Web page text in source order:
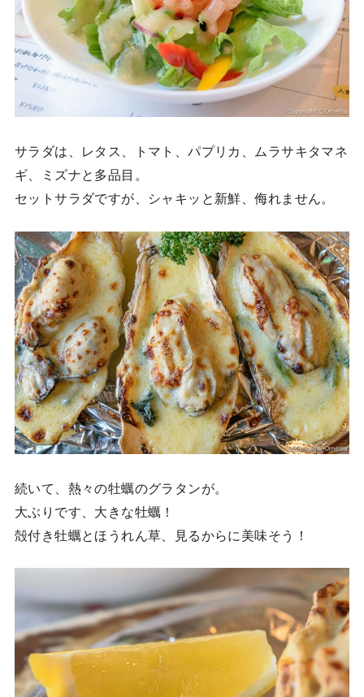
サラダは、レタス、トマト、パプリカ、ムラサキタマネ
ギ、ミズナと多品目。
セットサラダですが、シャキッと新鮮、侮れません。
続いて、熱々の牡蠣のグラタンが。
大ぶりです、大きな牡蠣！
殻付き牡蠣とほうれん草、見るからに美味そう！